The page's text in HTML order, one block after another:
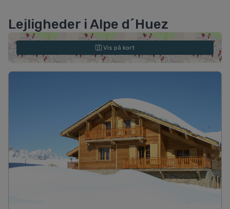
Lejligheder i Alpe d´Huez
Vis på kort